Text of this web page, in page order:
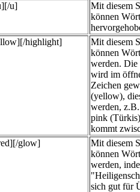
u]
Mit diesem
können
highlight]
Mit diesem
können
werden. Die
wird im
Zeichen
(yellow),
werden,
pink
kommt
glow]
Mit diesem
können
werden,
sich gut für